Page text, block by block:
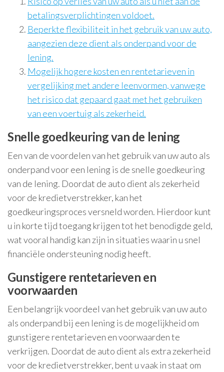
betalingsverplichtingen voldoet.
Beperkte flexibiliteit in het gebruik van uw auto,
aangezien deze dient als onderpand voor de
lening.
Mogelijk hogere kosten en rentetarieven in
vergelijking met andere leenvormen, vanwege
het risico dat gepaard gaat met het gebruiken
van een voertuig als zekerheid.
Snelle goedkeuring van de lening
Een van de voordelen van het gebruik van uw auto als
onderpand voor een lening is de snelle goedkeuring
van de lening. Doordat de auto dient als zekerheid
voor de kredietverstrekker, kan het
goedkeuringsproces versneld worden. Hierdoor kunt
u in korte tijd toegang krijgen tot het benodigde geld,
wat vooral handig kan zijn in situaties waarin u snel
financiële ondersteuning nodig heeft.
Gunstigere rentetarieven en
voorwaarden
Een belangrijk voordeel van het gebruik van uw auto
als onderpand bij een lening is de mogelijkheid om
gunstigere rentetarieven en voorwaarden te
verkrijgen. Doordat de auto dient als extra zekerheid
voor de kredietverstrekker, bent u vaak in staat om